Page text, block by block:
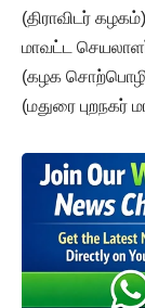
(திராவிடர்
மாவட்ட
(கழக
(மதுரை